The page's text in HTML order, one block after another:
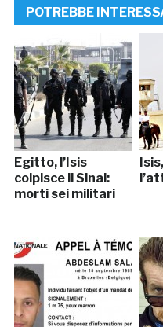
POTREBBE
Egitto, l’Isis
colpisce il Sinai:
morti sei militari